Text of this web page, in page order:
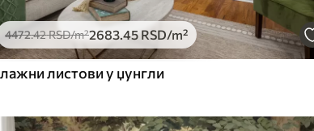
4472.42RSD/m²2683 .45 RSD/m²
листови у џунгли